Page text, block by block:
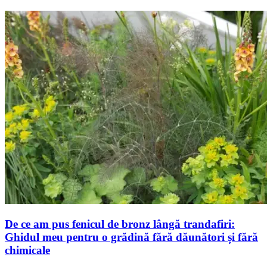
De ce am pus fenicul de bronz lângă trandafiri:
Ghidul meu pentru o grădină fără dăunători și fără
chimicale